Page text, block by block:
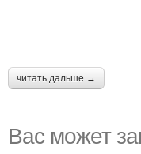
читать дальше →
Вас может